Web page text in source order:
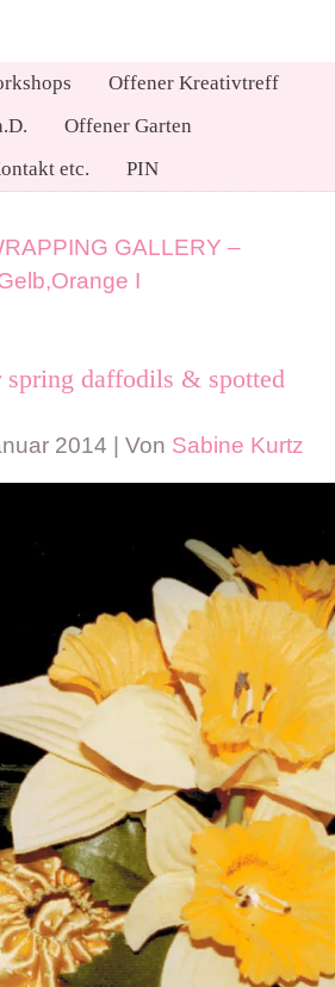
Offener Kreativtreff
Offener Garten
etc. PIN
GALLERY –
I
spring daffodils & spotted
2014 Von Sabine Kurtz